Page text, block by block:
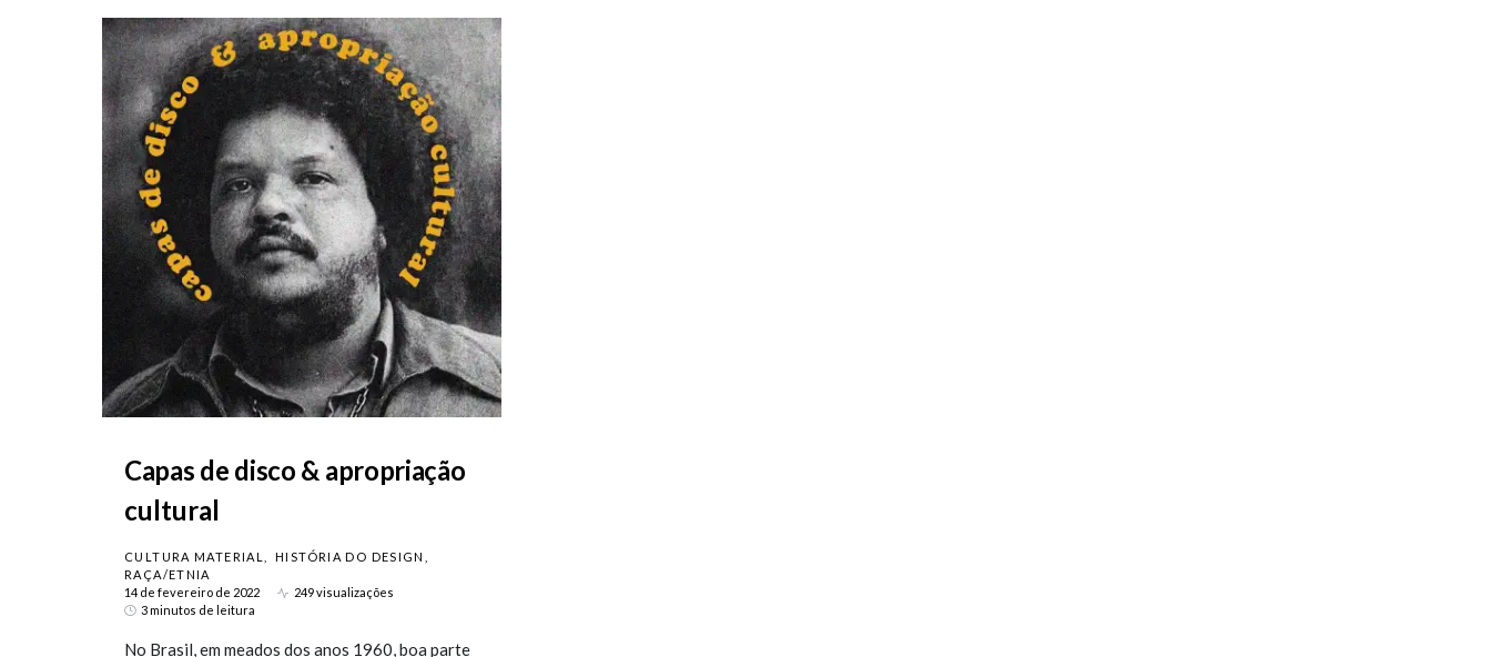
Capas de disco & apropriação
cultural
CULTURA MATERIAL
HISTÓRIA DO DESIGN
RAÇA/ETNIA
14 de fevereiro de 2022
249 visualizações
3 minutos de leitura
No Brasil, em meados dos anos 1960, boa parte